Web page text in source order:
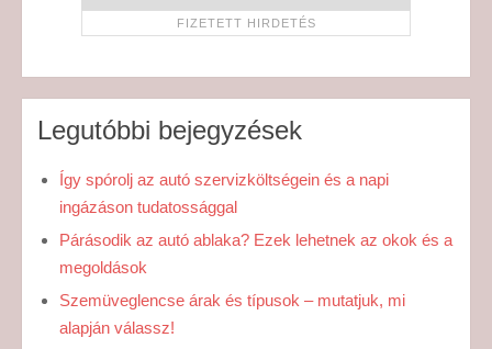
Legutóbbi bejegyzések
Így spórolj az autó szervizköltségein és a napi
ingázáson tudatossággal
Párásodik az autó ablaka? Ezek lehetnek az okok és a
megoldások
Szemüveglencse árak és típusok – mutatjuk, mi
alapján válassz!